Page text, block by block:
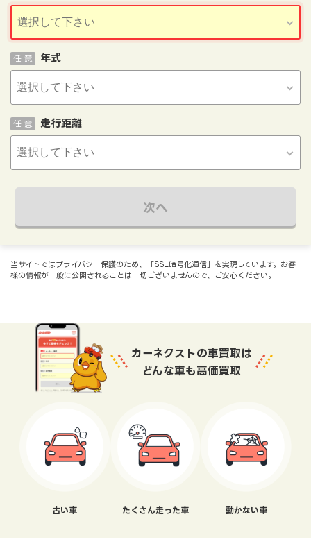
年式
任 意
走行距離
任 意
次へ
当サイトではプライバシー保護のため、「SSL暗号化通信」を実現しています。お客
様の情報が一般に公開されることは一切ございませんので、ご安心ください。
カーネクストの車買取は
どんな車も高価買取
古い車 たくさん走った車 動かない車